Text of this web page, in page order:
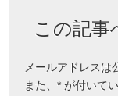
この記事
メールアドレスは
また、* が付いて